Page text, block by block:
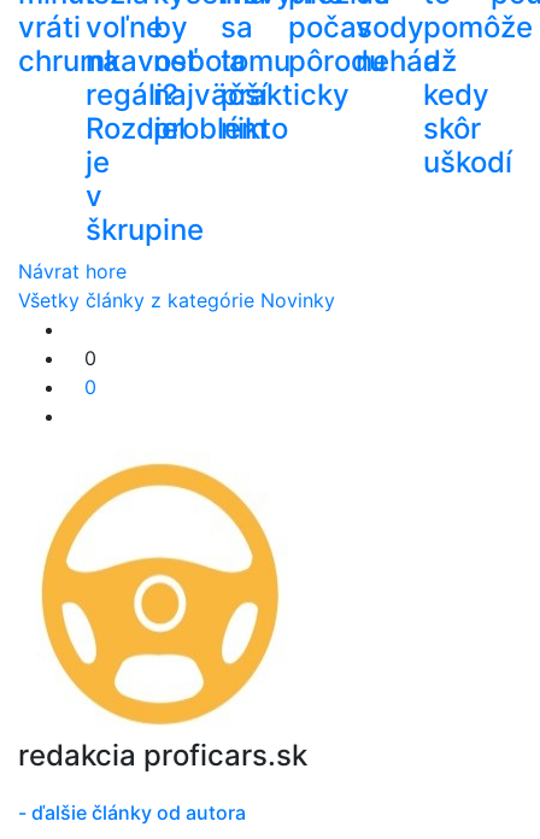
vráti
chrumkavosť
voľne
na
regáli?
Rozdiel
je
v
škrupine
by
nebola
najväčší
problém
sa
tomu
prakticky
nikto
počas
pôrodu
vody
nehádž
pomôže
a
kedy
skôr
uškodí
Návrat hore
Všetky články z kategórie Novinky
0
0
redakcia proficars.sk
- ďalšie články od autora